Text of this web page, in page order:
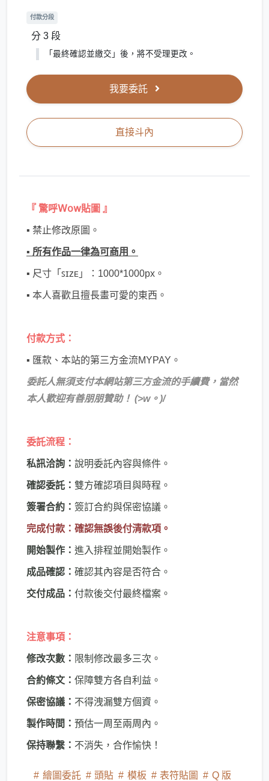
付款分段
分 3 段
｢最終確認並繳交」後，將不受理更改。
我要委託
直接斗內
『 驚呼𝖶𝗈𝗐貼圖 』
▪ 禁止修改原圖。
▪ 所有作品一律為可商用。
▪ 尺寸「ꜱɪᴢᴇ」：1000*1000px。
▪ 本人喜歡且擅長畫可愛的東西。
付款方式：
▪ 匯款、本站的第三方金流MYPAY。
委託人無須支付本網站第三方金流的手續費，當然
本人歡迎有善朋朋贊助！ (>w。)/
委託流程：
私訊洽詢： 說明委託內容與條件。
確認委託： 雙方確認項目與時程。
簽署合約： 簽訂合約與保密協議。
完成付款：確認無誤後付清款項。
開始製作： 進入排程並開始製作。
成品確認： 確認其內容是否符合。
交付成品： 付款後交付最終檔案。
注意事項：
修改次數： 限制修改最多三次。
合約條文： 保障雙方各自利益。
保密協議： 不得洩漏雙方個資。
製作時間： 預估一周至兩周內。
保持聯繫： 不消失，合作愉快！
繪圖委託 頭貼 模板 表符貼圖 Q 版